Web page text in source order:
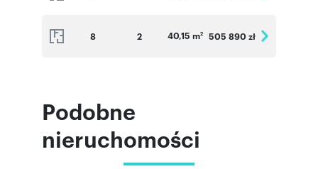
8 2 40,15 m2 505 890 zł
Podobne
nieruchomości